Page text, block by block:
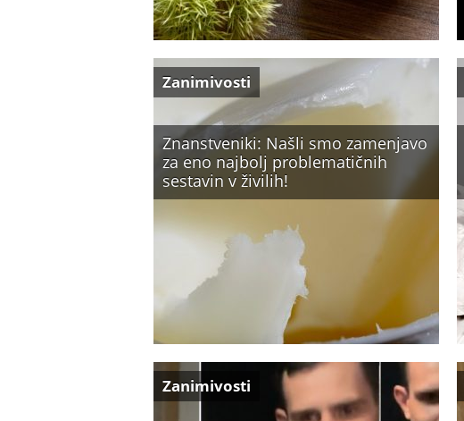
Znanstveniki: Našli smo zamenjavo
za eno najbolj problematičnih
sestavin v živilih!
Zanimivosti
Zanimivosti